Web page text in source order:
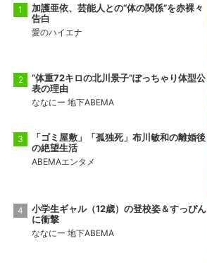
加護亜依、芸能人との“体の関係”を赤裸々
告白
愛のハイエナ
“体重72キロの北川景子”ぽっちゃり体型公
表の理由
ななにー 地下ABEMA
「ゴミ屋敷」「孤独死」布川敏和の離婚後
の絶望生活
ABEMAエンタメ
小学生ギャル（12歳）の登校姿＆すっぴん
に衝撃
ななにー 地下ABEMA